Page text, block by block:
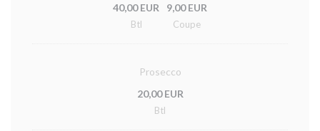
40,00 EUR
Btl
9,00 EUR
Coupe
Prosecco
20,00 EUR
Btl